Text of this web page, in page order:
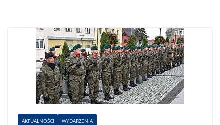
AKTUALNOŚCI WYDARZENIA